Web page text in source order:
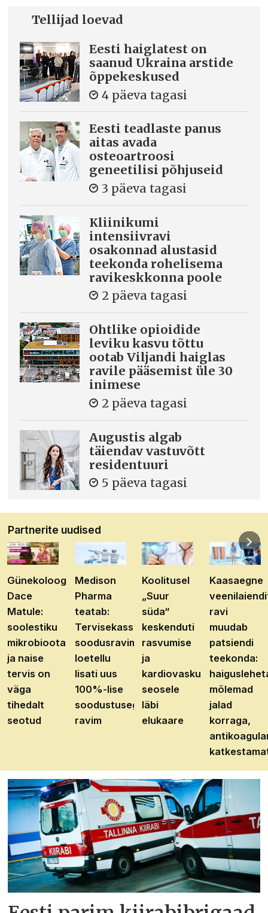
Tellijad loevad
Eesti haiglatest on
saanud Ukraina arstide
õppekeskused
4 päeva tagasi
Eesti teadlaste panus
aitas avada
osteoartroosi
geneetilisi põhjuseid
3 päeva tagasi
Kliinikumi
intensiivravi
osakonnad alustasid
teekonda rohelisema
ravikeskkonna poole
2 päeva tagasi
Ohtlike opioidide
leviku kasvu tõttu
ootab Viljandi haiglas
ravile pääsemist üle 30
inimese
2 päeva tagasi
Augustis algab
täiendav vastuvõtt
residentuuri
5 päeva tagasi
Partnerite uudised
Günekoloog
Dace
Matule:
soolestiku
mikrobioota
ja naise
tervis on
väga
tihedalt
seotud
Medison
Pharma
teatab:
Tervisekassa
soodusravimite
loetellu
lisati uus
100%-lise
soodustusega
ravim
Koolitusel
„Suur
süda“
keskenduti
rasvumise
ja
kardiovaskulaarhaiguste
seosele
läbi
elukaare
Kaasaegne
ravi
muudab
patsiendi
teekonda:
mõlemad
jalad
korraga,